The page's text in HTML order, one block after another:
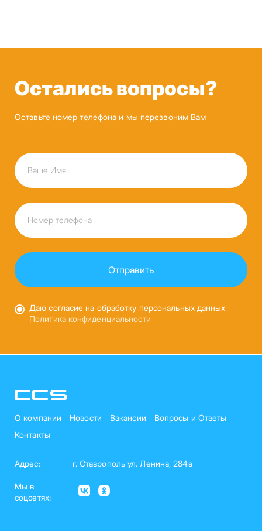
Остались вопросы?
Оставьте номер телефона и мы перезвоним Вам
Даю согласие на обработку персональных данных
Политика конфиденциальности
О компании Новости Вакансии
Вопросы и Ответы
Контакты
Адрес: г. Ставрополь ул. Ленина, 284а
Мы в
соцсетях: